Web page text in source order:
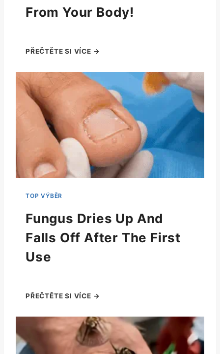
From Your Body!
Fungus Dries Up And
Falls Off After The First
Use